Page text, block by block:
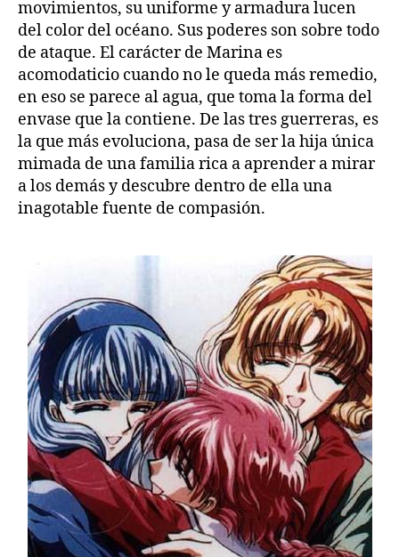
movimientos, su uniforme y armadura lucen
del color del océano. Sus poderes son sobre todo
de ataque. El carácter de Marina es
acomodaticio cuando no le queda más remedio,
en eso se parece al agua, que toma la forma del
envase que la contiene. De las tres guerreras, es
la que más evoluciona, pasa de ser la hija única
mimada de una familia rica a aprender a mirar
a los demás y descubre dentro de ella una
inagotable fuente de compasión.